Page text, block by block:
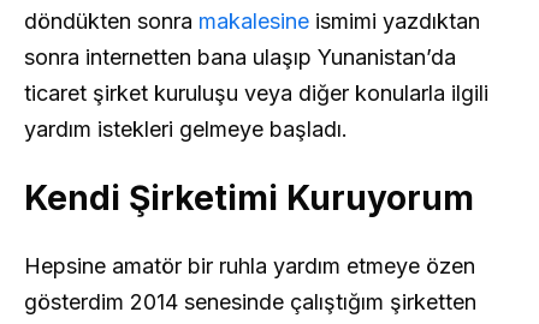
döndükten sonra makalesine ismimi yazdıktan
sonra internetten bana ulaşıp Yunanistan’da
ticaret şirket kuruluşu veya diğer konularla ilgili
yardım istekleri gelmeye başladı.
Kendi Şirketimi Kuruyorum
Hepsine amatör bir ruhla yardım etmeye özen
gösterdim 2014 senesinde çalıştığım şirketten